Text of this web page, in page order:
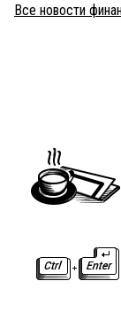
Все новости